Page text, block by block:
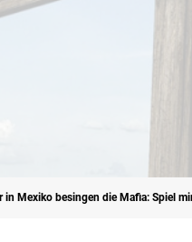
in Mexiko besingen die Mafia: Spiel